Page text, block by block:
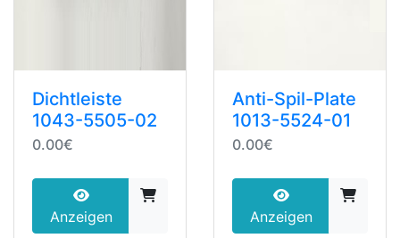
Dichtleiste
1043-5505-02
0.00€
Anzeigen
Anti-Spil-Plate
1013-5524-01
0.00€
Anzeigen